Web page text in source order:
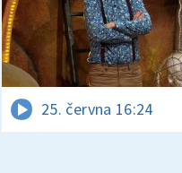
25. června 16:24